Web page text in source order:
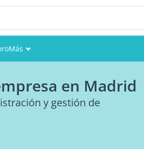
Más
Miembros en Madrid
y gestión de